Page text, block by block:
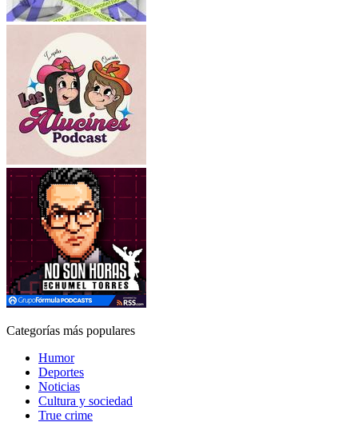
Categorías más populares
Humor
Deportes
Noticias
Cultura y sociedad
True crime